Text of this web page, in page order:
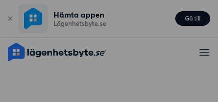
Hämta appen
Lägenhetsbyte.se
Gå till